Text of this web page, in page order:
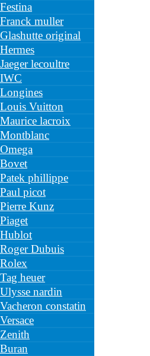
muller
original
lecoultre
Vuitton
lacroix
phillippe
picot
Kunz
Dubuis
heuer
nardin
constatin